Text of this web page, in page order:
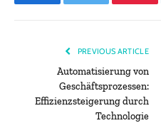
FacebookTwitter
PREVIOUS ARTICLE
Automatisierung von
Geschäftsprozessen:
Effizienzsteigerung durch
Technologie